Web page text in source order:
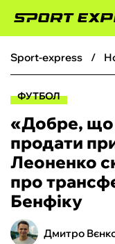
ФУТБОЛ
БОКС
ХОКЕЙ
ТЕНІС
sport-express
ФУТБОЛ
«Добре, що
продати
Леоненко
про
Бенфіку
Дмитро